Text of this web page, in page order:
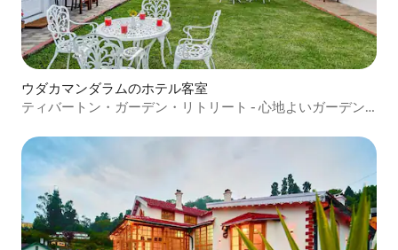
ウダカマンダラムのホテル客室
ティバートン・ガーデン・リトリート - 心地よいガーデン